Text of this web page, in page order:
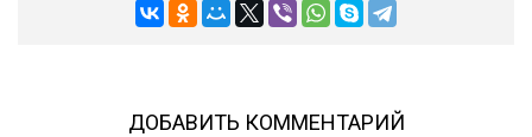
ДОБАВИТЬ КОММЕНТАРИЙ